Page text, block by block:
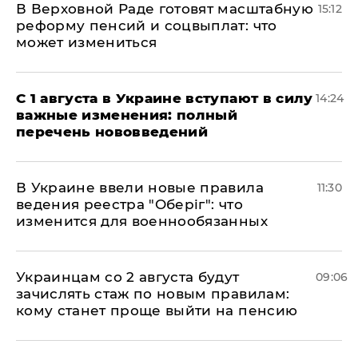
В Верховной Раде готовят масштабную
реформу пенсий и соцвыплат: что
может измениться
15:12
С 1 августа в Украине вступают в силу
важные изменения: полный
перечень нововведений
14:24
В Украине ввели новые правила
ведения реестра "Оберіг": что
изменится для военнообязанных
11:30
Украинцам со 2 августа будут
зачислять стаж по новым правилам:
кому станет проще выйти на пенсию
09:06